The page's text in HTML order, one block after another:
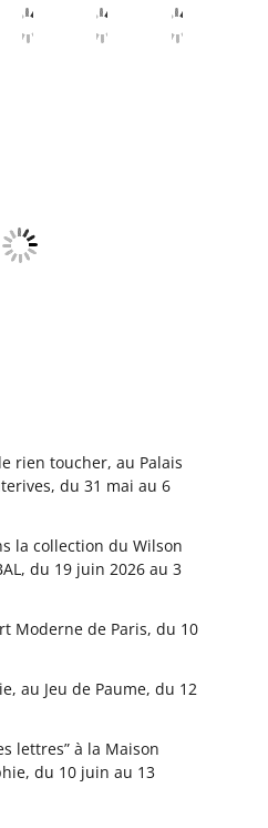
rien toucher, au Palais
du 31 mai au 6
la collection du Wilson
du 19 juin 2026 au 3
Moderne de Paris, du 10
au Jeu de Paume, du 12
lettres” à la Maison
du 10 juin au 13